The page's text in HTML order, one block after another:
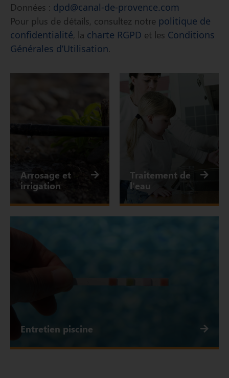
Données : dpd@canal-de-provence.com
Pour plus de détails, consultez notre politique de
confidentialité, la charte RGPD et les Conditions
Générales d’Utilisation.
Arrosage et
irrigation
Traitement de
l'eau
Entretien piscine